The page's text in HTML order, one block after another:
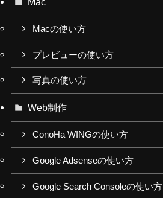
Macの使い方
プレビューの使い方
写真の使い方
Web制作
ConoHa WINGの使い方
Google Adsenseの使い方
Google Search Consoleの使い方